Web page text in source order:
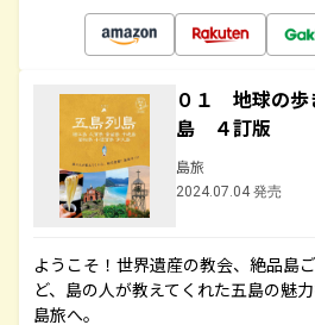
０１ 地球の
島 ４訂版
島旅
2024.07.04 発売
ようこそ！世界遺産の教会、絶品島
ど、島の人が教えてくれた五島の魅
島旅へ。